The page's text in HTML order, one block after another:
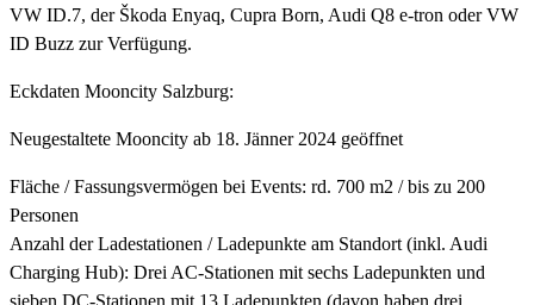
VW ID.7, der Škoda Enyaq, Cupra Born, Audi Q8 e-tron oder VW
ID Buzz zur Verfügung.
Eckdaten Mooncity Salzburg:
Neugestaltete Mooncity ab 18. Jänner 2024 geöffnet
Fläche / Fassungsvermögen bei Events: rd. 700 m2 / bis zu 200
Personen
Anzahl der Ladestationen / Ladepunkte am Standort (inkl. Audi
Charging Hub): Drei AC-Stationen mit sechs Ladepunkten und
sieben DC-Stationen mit 13 Ladepunkten (davon haben drei